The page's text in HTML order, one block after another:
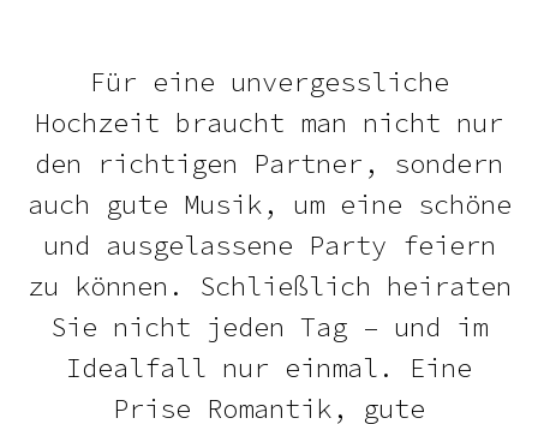
Für eine unvergessliche
Hochzeit braucht man nicht nur
den richtigen Partner, sondern
auch gute Musik, um eine schöne
und ausgelassene Party feiern
zu können. Schließlich heiraten
Sie nicht jeden Tag – und im
Idealfall nur einmal. Eine
Prise Romantik, gute